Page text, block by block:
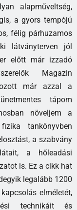
alapműveltség,
a gyors tempójú
félig párhuzamos
látványterven jól
előtt már izzadó
Magazin
már azzal a
tápom
növeljem a
tankönyvben
a szabvány
a hőleadási
is. Ez a cikk hat
legalább 1200
elméletét,
technikáit és